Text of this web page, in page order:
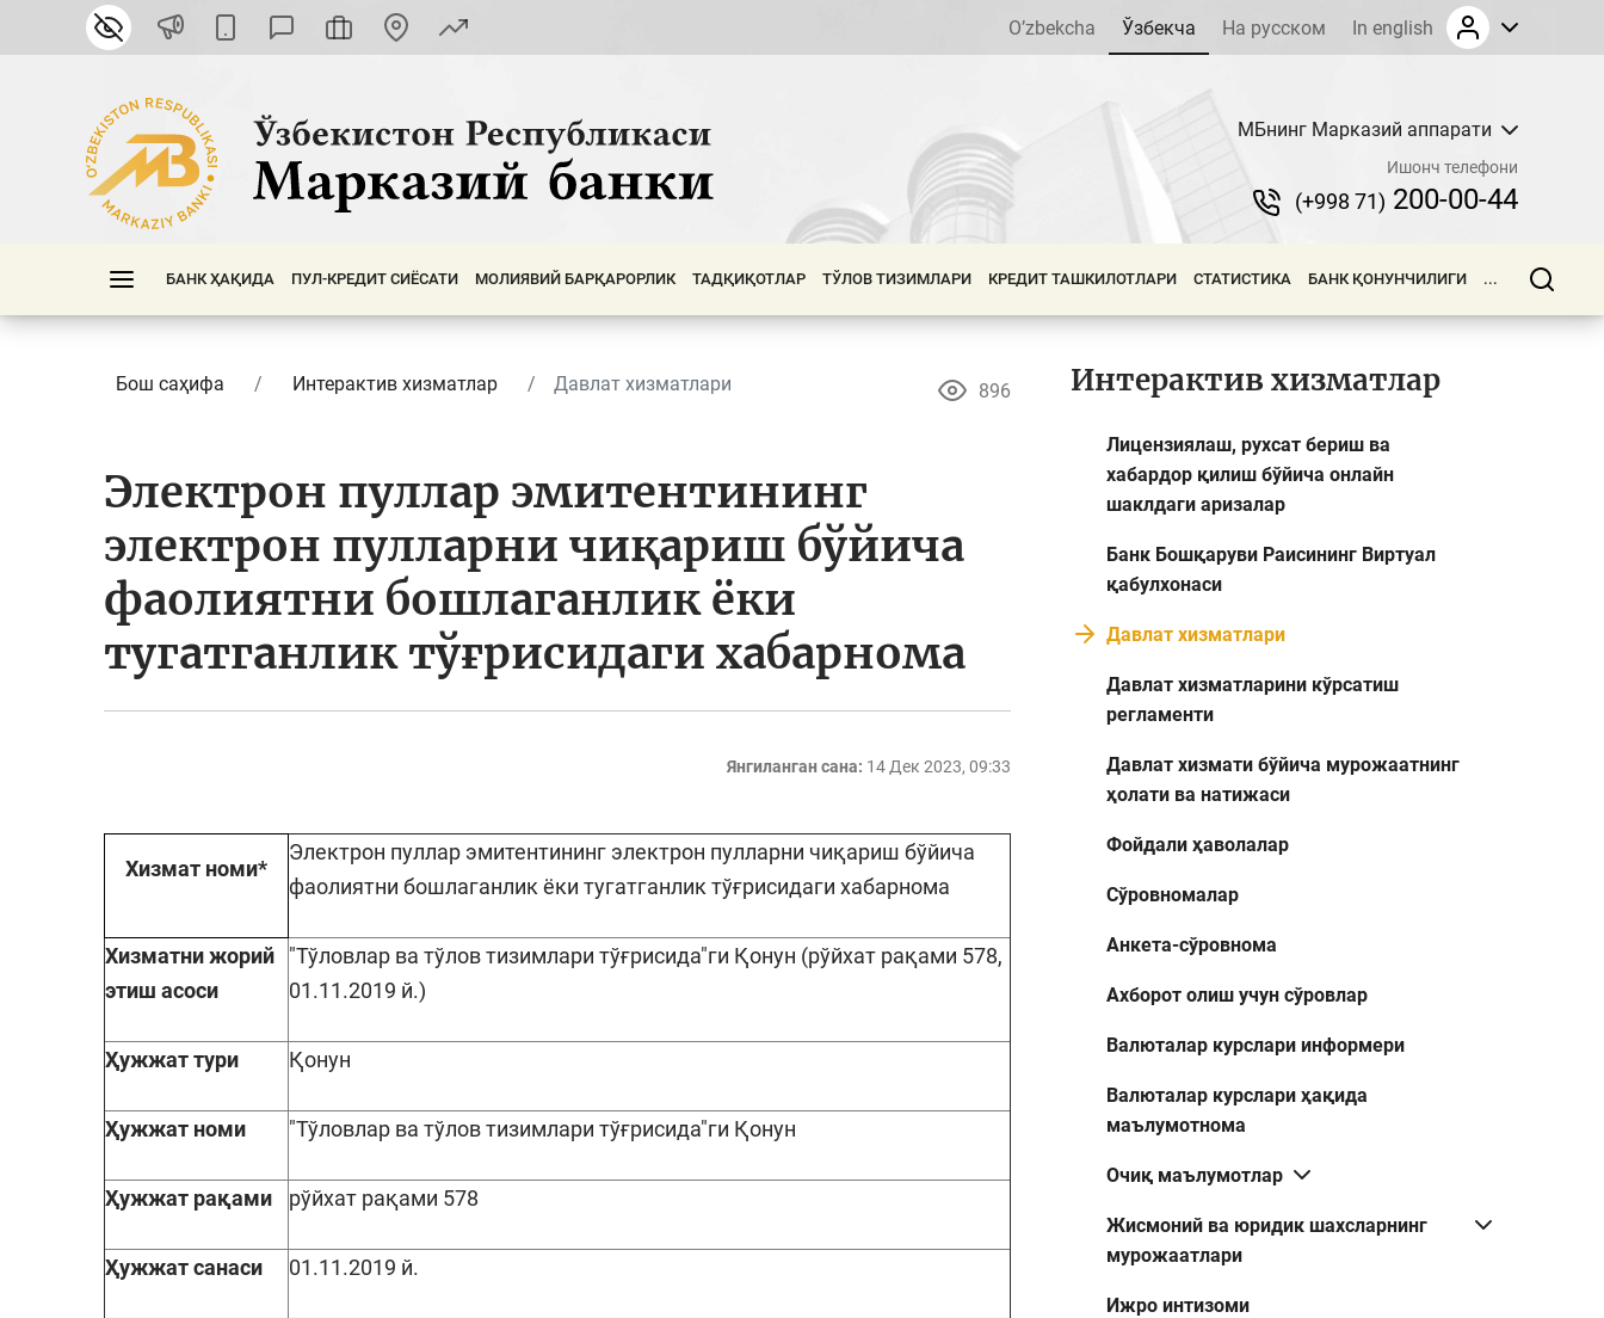
O’zbekcha Ўзбекча На русском In english
МБнинг Марказий аппарати
Ишонч телефони
(+998 71) 200-00-44
БАНК ҲАҚИДА ПУЛ-КРЕДИТ СИЁСАТИ МОЛИЯВИЙ БАРҚАРОРЛИК ТАДҚИҚОТЛАР ТЎЛОВ ТИЗИМЛАРИ КРЕДИТ ТАШКИЛОТЛАРИ СТАТИСТИКА БАНК ҚОНУНЧИЛИГИ ...
Бош саҳифа Интерактив хизматлар Давлат хизматлари 896
Электрон пуллар эмитентининг
электрон пулларни чиқариш бўйича
фаолиятни бошлаганлик ёки
тугатганлик тўғрисидаги хабарнома
Янгиланган сана: 14 Дек 2023, 09:33
Хизмат номи*
Электрон пуллар эмитентининг электрон пулларни чиқариш бўйича
фаолиятни бошлаганлик ёки тугатганлик тўғрисидаги хабарнома
Хизматни жорий
этиш асоси
"Тўловлар ва тўлов тизимлари тўғрисида"ги Қонун (рўйхат рақами 578,
01.11.2019 й.)
Ҳужжат тури Қонун
Ҳужжат номи "Тўловлар ва тўлов тизимлари тўғрисида"ги Қонун
Ҳужжат рақами рўйхат рақами 578
Ҳужжат санаси 01.11.2019 й.
Интерактив хизматлар
Лицензиялаш, рухсат бериш ва
хабардор қилиш бўйича онлайн
шаклдаги аризалар
Банк Бошқаруви Раисининг Виртуал
қабулхонаси
Давлат хизматлари
Давлат хизматларини кўрсатиш
регламенти
Давлат хизмати бўйича мурожаатнинг
ҳолати ва натижаси
Фойдали ҳаволалар
Сўровномалар
Анкета-сўровнома
Ахборот олиш учун сўровлар
Валюталар курслари информери
Валюталар курслари ҳақида
маълумотнома
Очиқ маълумотлар
Жисмоний ва юридик шахсларнинг
мурожаатлари
Ижро интизоми